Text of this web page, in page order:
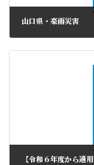
山口県・豪雨災害
【令和６年度から適